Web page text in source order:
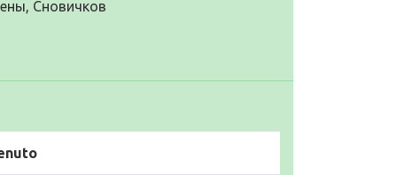
Сновичков